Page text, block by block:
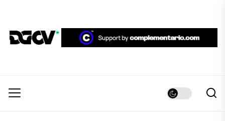
the
content
DGCV™